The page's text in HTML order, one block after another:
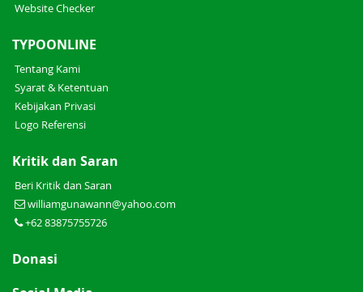
Website Checker
TYPOONLINE
Tentang Kami
Syarat & Ketentuan
Kebijakan Privasi
Logo Referensi
Kritik dan Saran
Beri Kritik dan Saran
williamgunawann@yahoo.com
+62 83875755726
Donasi